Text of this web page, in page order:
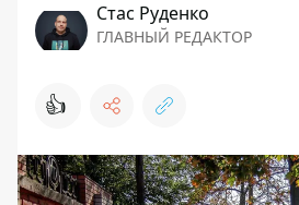
Стаc Руденко
ГЛАВНЫЙ РЕДАКТОР
👍